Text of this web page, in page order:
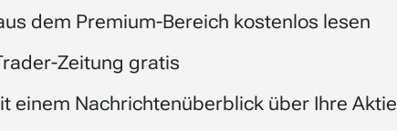
dem Premium-Bereich kostenlos lesen
Zeitung gratis
einem Nachrichtenüberblick über Ihre Aktie